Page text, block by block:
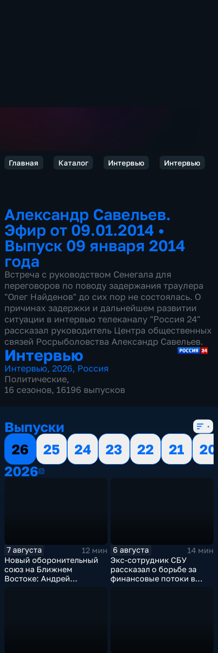
Главная Каталог Интервью Интервью
Александр Савельев.
Эфир от 09.01.2014 •
Выпуск 09 января 2014
года
Встреча с руководством Сенегала для
переговоров по поводу задержания траулера
"Олег Найденов" до сих пор не состоялась. О
причинах задержки и дальнейшем развитии
ситуации в интервью телеканалу "Россия 24"
рассказал руководитель Центра общественных
связей Росрыболовства Александр Савельев.
Интервью
Интервью,2026, Россия
Политические,
16 сезонов, 16196 выпусков
Выпуски
26
25 24 23 22 21
20
20262026
7 августа
12 мин
Новый оборонительный
союз на Ближнем
Востоке: Андрей
6 августа
14 мин
Экс-сотрудник СБУ
рассказал о борьбе за
финансовые потоки в